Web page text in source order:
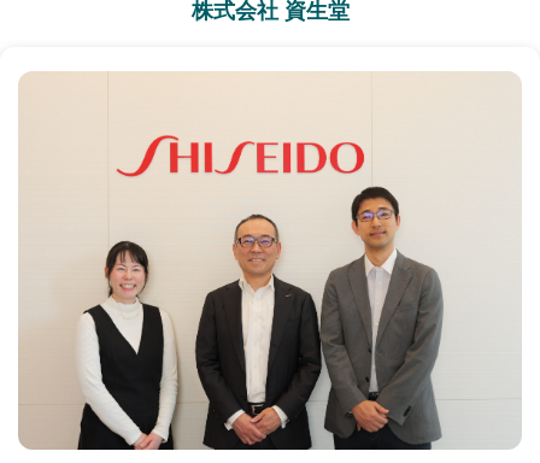
株式会社 資生堂